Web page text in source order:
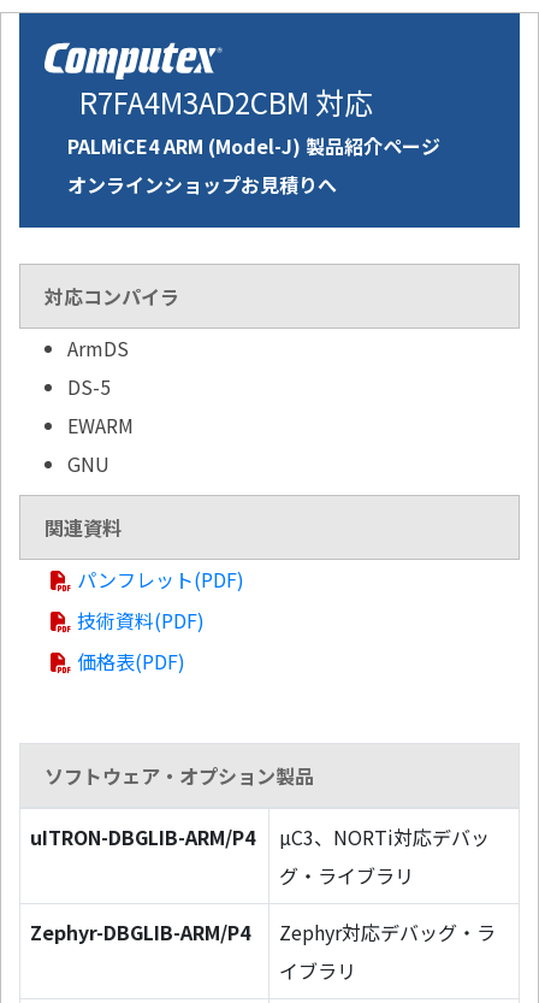
R7FA4M3AD2CBM 対応
PALMiCE4 ARM (Model-J) 製品紹介ページ
オンラインショップお見積りへ
対応コンパイラ
ArmDS
DS-5
EWARM
GNU
関連資料
パンフレット(PDF)
技術資料(PDF)
価格表(PDF)
ソフトウェア・オプション製品
uITRON-DBGLIB-ARM/P4
µC3、NORTi対応デバッ
グ・ライブラリ
Zephyr-DBGLIB-ARM/P4
Zephyr対応デバッグ・ラ
イブラリ